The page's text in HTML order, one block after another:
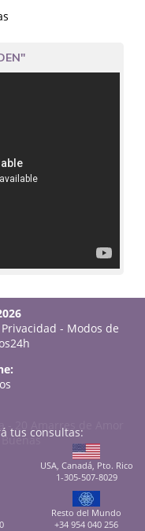
- Modos de
-
20 Amarres de Amor
tus consultas:
USA, Canadá, Pto. Rico
1-305-507-8029
Resto del Mundo
+34 954 040 256